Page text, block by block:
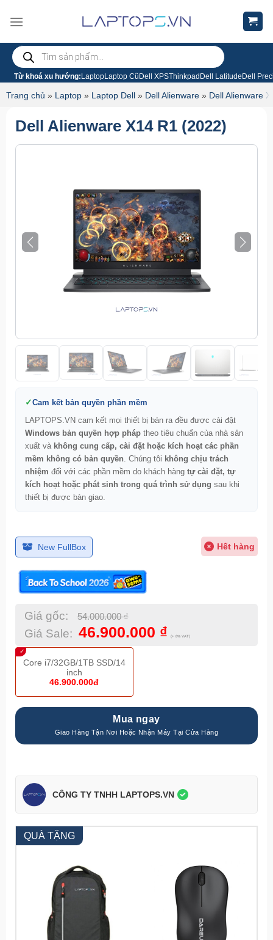
đến
dungTìm
kiếm
sản
phẩm
Từ khoá xu hướng: LaptopLaptop Cũ Dell XPSThinkpad Dell Latitude Dell
Trang chủ » Laptop » Laptop Dell » Dell Alienware » Dell Alienware
Dell Alienware X14 R1 (2022)
Cam kết bản quyền phần mềm
LAPTOPS.VN cam kết mọi thiết bị bán ra đều được cài đặt
Windows bản quyền hợp pháptheo tiêu chuẩn của nhà sản
xuất và không cung cấp, cài đặt hoặc kích hoạt các phần
mềm không có bản quyền. Chúng tôi không chịu trách
nhiệm đối với các phần mềm do khách hàng tự cài đặt, tự
kích hoạt hoặc phát sinh trong quá trình sử dụng sau khi
thiết bị được bàn giao.
New FullBox Hết hàng
Giá gốc: 54.000.000₫
Giá Sale: 46.900.000 ₫ (+ 8% VAT)
Core i7/32GB/1TB SSD/14
inch
46.900.000đ
Mua ngay
CÔNG TY TNHH LAPTOPS.VN
QUÀ TẶNG